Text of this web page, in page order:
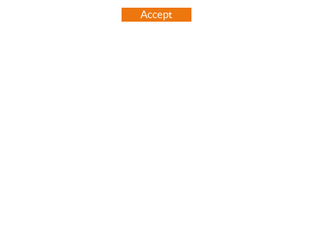
HOW TO USE OUR ON-LINE STORE
FREQUENT QUESTIONS
Accept